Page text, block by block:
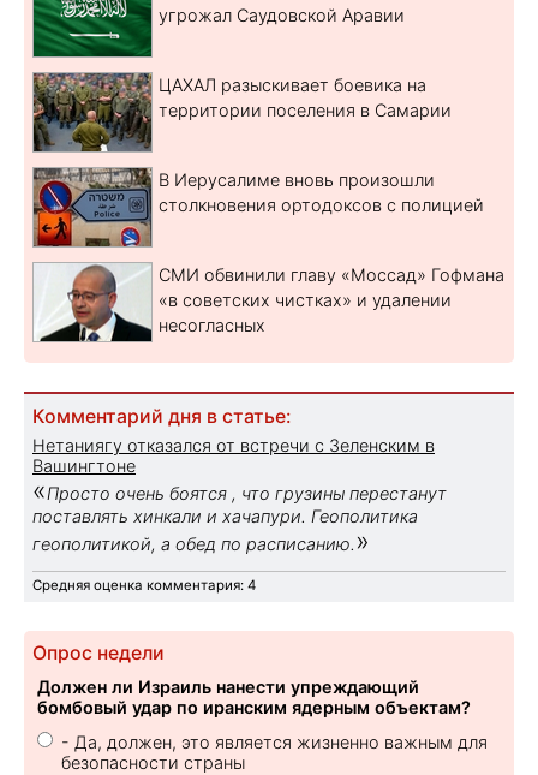
угрожал Саудовской Аравии
ЦАХАЛ разыскивает боевика на
территории поселения в Самарии
В Иерусалиме вновь произошли
столкновения ортодоксов с полицией
СМИ обвинили главу «Моссад» Гофмана
«в советских чистках» и удалении
несогласных
Комментарий дня в статье:
Нетаниягу отказался от встречи с Зеленским в
Вашингтоне
«Просто очень боятся , что грузины перестанут
поставлять хинкали и хачапури. Геополитика
геополитикой, а обед по расписанию. »
Средняя оценка комментария: 4
Опрос недели
Должен ли Израиль нанести упреждающий
бомбовый удар по иранским ядерным объектам?
- Да, должен, это является жизненно важным для
безопасности страны